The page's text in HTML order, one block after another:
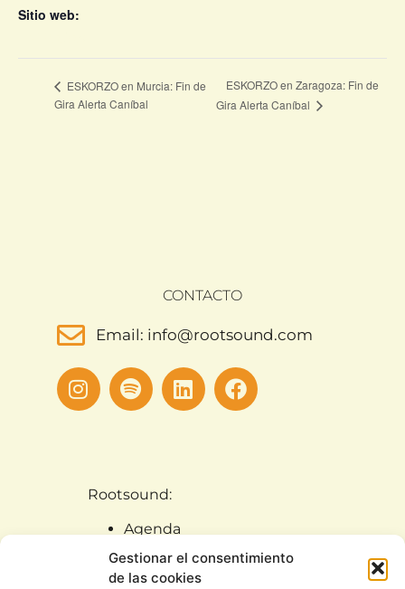
Gestionar el consentimiento
de las cookies
Sitio web:
ESKORZO en Murcia: Fin de
Gira Alerta Caníbal
ESKORZO en Zaragoza: Fin de
Gira Alerta Caníbal
CONTACTO
Email: info@rootsound.com
Rootsound:
Agenda
Artistas
Noticias